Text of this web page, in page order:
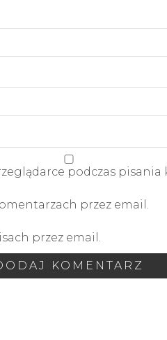
podczas pisania
przez email.
przez email.